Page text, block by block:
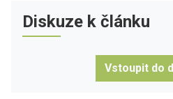
Diskuze k článku
Vstoupit do